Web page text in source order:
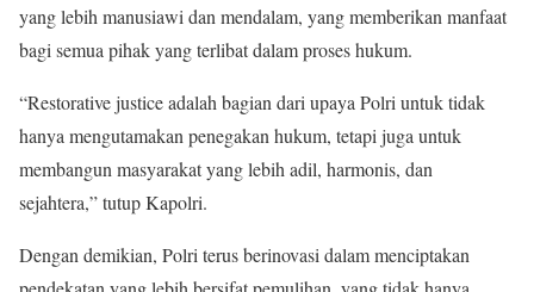
yang lebih manusiawi dan mendalam, yang memberikan manfaat
bagi semua pihak yang terlibat dalam proses hukum.
“Restorative justice adalah bagian dari upaya Polri untuk tidak
hanya mengutamakan penegakan hukum, tetapi juga untuk
membangun masyarakat yang lebih adil, harmonis, dan
sejahtera,” tutup Kapolri.
Dengan demikian, Polri terus berinovasi dalam menciptakan